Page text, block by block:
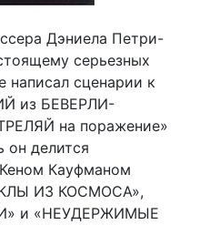
Дэниела Петри-
серьезных
сценарии к
из БЕВЕРЛИ-
на поражение»
он делится
Кауфманом
ИЗ КОСМОСА»,
и «НЕУДЕРЖИМЫЕ